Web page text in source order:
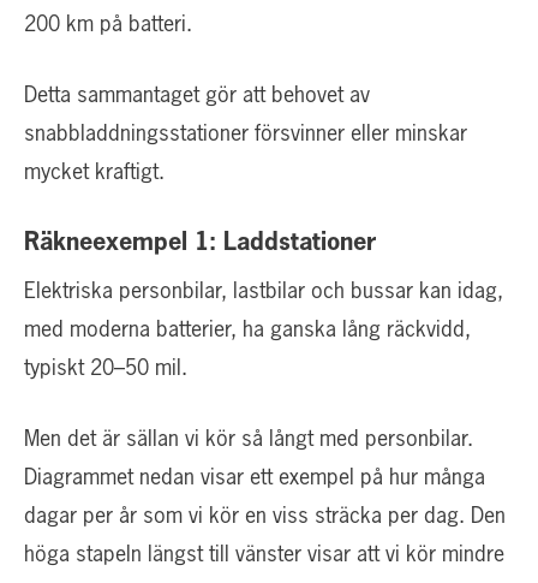
200 km på batteri.
Detta sammantaget gör att behovet av
snabbladdningsstationer försvinner eller minskar
mycket kraftigt.
Räkneexempel 1: Laddstationer
Elektriska personbilar, lastbilar och bussar kan idag,
med moderna batterier, ha ganska lång räckvidd,
typiskt 20–50 mil.
Men det är sällan vi kör så långt med personbilar.
Diagrammet nedan visar ett exempel på hur många
dagar per år som vi kör en viss sträcka per dag. Den
höga stapeln längst till vänster visar att vi kör mindre